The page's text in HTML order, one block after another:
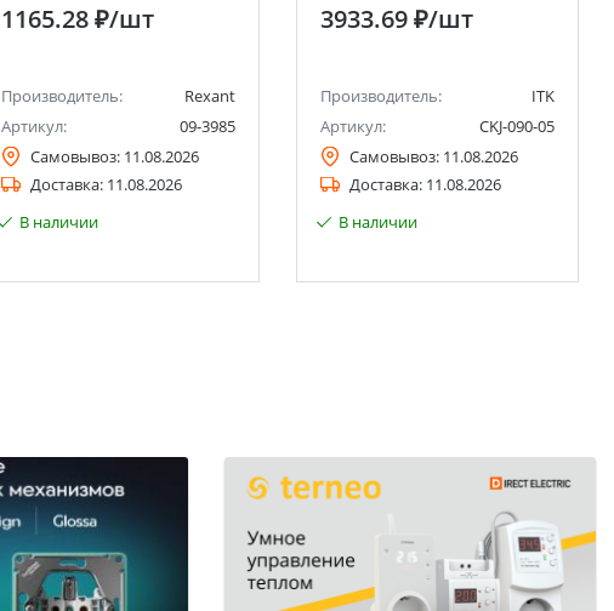
1165.28 ₽/шт
Производитель:
Rexant
Артикул:
09-3985
Самовывоз: 11.08.2026
Доставка: 11.08.2026
В наличии
3933.69 ₽/шт
Производитель:
ITK
Артикул:
CKJ-090-05
Самовывоз: 11.08.2026
Доставка: 11.08.2026
В наличии